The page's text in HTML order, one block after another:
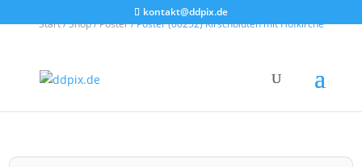
kontakt@ddpix.de
Start/Shop/Poster/ Poster (00252) Kirschblüten mit Hofkirche